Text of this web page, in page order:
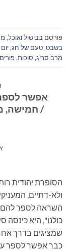
פורסם בבישול ואוכל,
בשבט,טעם של חג,
מרב סריג, סוכות,פורים
אפשר
/ חמישה,
ולא-דתיים,
השראה לספר להם
כולנו", היא
שמציגים בדרך
כבר אפשר לספר